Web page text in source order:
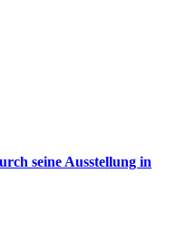
seine Ausstellung in